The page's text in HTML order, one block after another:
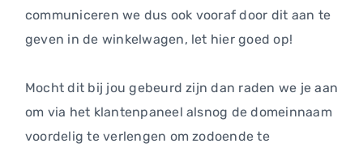
communiceren we dus ook vooraf door dit aan te
geven in de winkelwagen, let hier goed op!
Mocht dit bij jou gebeurd zijn dan raden we je aan
om via het klantenpaneel alsnog de domeinnaam
voordelig te verlengen om zodoende te